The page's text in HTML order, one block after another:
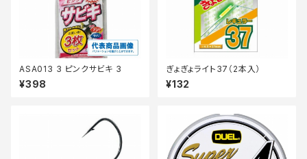
ASA013 3 ピンクサビキ 3
¥398
ぎょぎょライト37（2本入）
¥132